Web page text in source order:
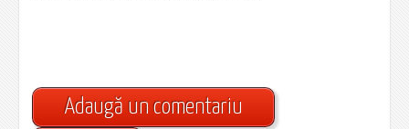
Adaugă un comentariu